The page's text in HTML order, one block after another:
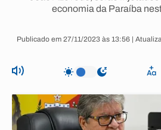
economia da Paraíba
Publicado em 27/11/2023 às 13:56 |